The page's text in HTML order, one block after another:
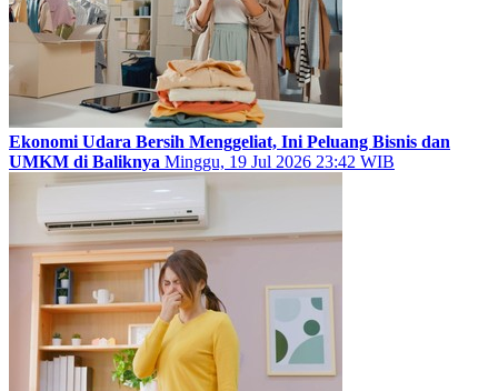
Ekonomi Udara Bersih Menggeliat, Ini Peluang Bisnis dan
UMKM di Baliknya Minggu, 19 Jul 2026 23:42 WIB